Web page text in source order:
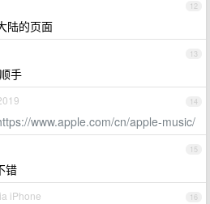
12
陆的页面
13
手
14
www.apple.com/cn/apple-music/
15
错
16
iPhone